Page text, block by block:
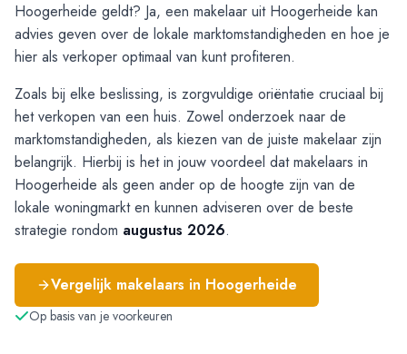
Hoogerheide geldt? Ja, een makelaar uit Hoogerheide kan
advies geven over de lokale marktomstandigheden en hoe je
hier als verkoper optimaal van kunt profiteren.
Zoals bij elke beslissing, is zorgvuldige oriëntatie cruciaal bij
het verkopen van een huis. Zowel onderzoek naar de
marktomstandigheden, als kiezen van de juiste makelaar zijn
belangrijk. Hierbij is het in jouw voordeel dat makelaars in
Hoogerheide als geen ander op de hoogte zijn van de
lokale woningmarkt en kunnen adviseren over de beste
strategie rondom augustus 2026.
Vergelijk makelaars in Hoogerheide
Op basis van je voorkeuren